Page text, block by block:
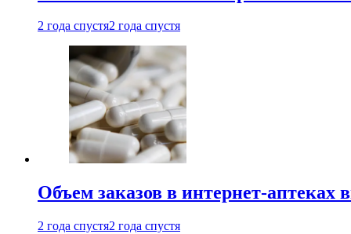
2 года спустя2 года спустя
Объем заказов в интернет-аптеках
2 года спустя2 года спустя